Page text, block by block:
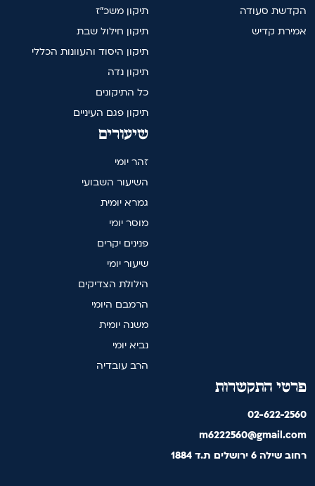
תיקון משכ"ז
תיקון חילול שבת
תיקון היסוד והעוונות הכללי
תיקון נדה
כל התיקונים
תיקון פגם העיניים
הקדשת סעודה
אמירת קדיש
שיעורים
זהר יומי
השיעור השבועי
גמרא יומית
מוסר יומי
פנינים יקרים
שיעור יומי
הילולת הצדיקים
הרמבם היומי
משנה יומית
נביא יומי
הרב עובדיה
פרטי התקשרות
02-622-2560
m6222560@gmail.com
רחוב שילה 6 ירושלים ת.ד 1884